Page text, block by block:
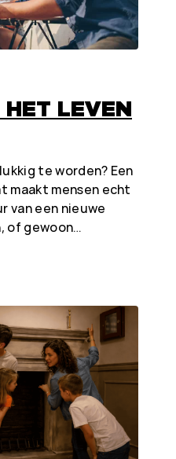
LEVEN
te worden? Een
maakt mensen echt
van een nieuwe
of gewoon…